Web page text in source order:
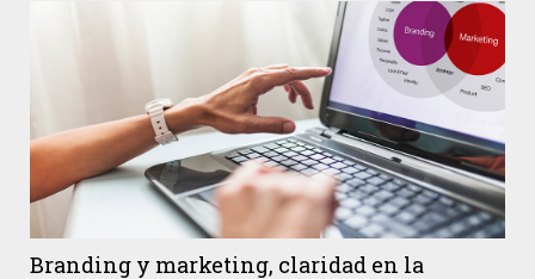
Branding y marketing, claridad en la